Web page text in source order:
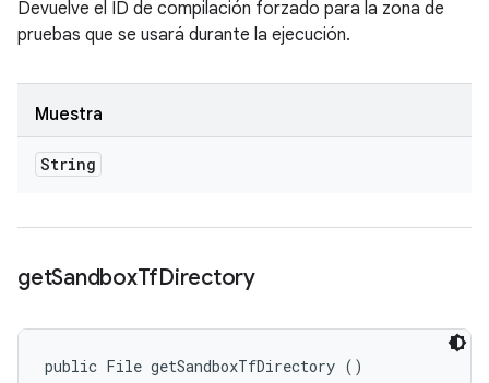
Devuelve el ID de compilación forzado para la zona de
pruebas que se usará durante la ejecución.
Muestra
String
getSandboxTfDirectory
public File getSandboxTfDirectory ()